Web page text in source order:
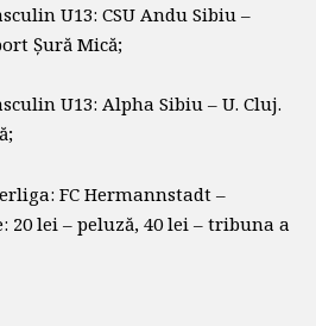
U13: CSU Andu Sibiu –
Șură Mică;
U13: Alpha Sibiu – U. Cluj.
FC Hermannstadt –
20 lei – peluză, 40 lei – tribuna a